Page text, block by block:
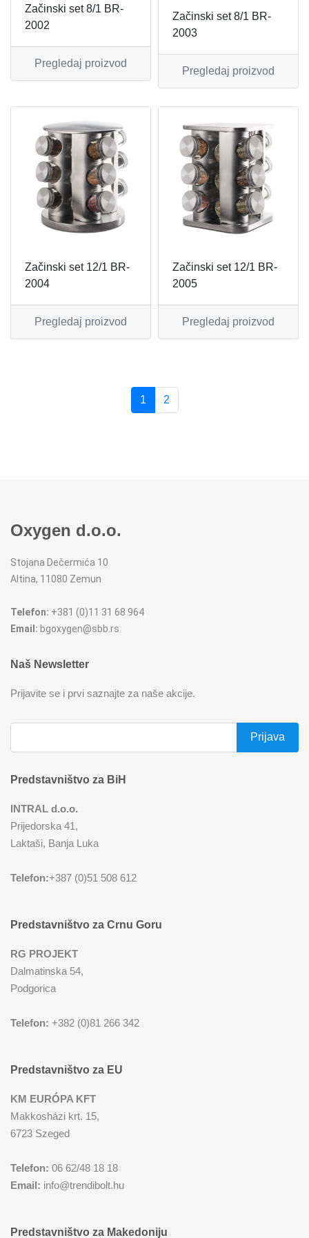
REŠOI
SECKALICE
TOSTERI
USISIVAČI
VENTILATORI
SETOVI ŠERPI
SETOVI ŠOLJA I ŠOLJICA
TANJIRI
TANJIRI ZA POSLUŽIVANJE
TERMOSI
ZAČINSKI SETOVI
Začinski set 8/1 BR-
2002
Pregledaj proizvod
Začinski set 8/1 BR-
2003
Pregledaj proizvod
Začinski set 12/1 BR-
2004
Pregledaj proizvod
Začinski set 12/1 BR-
2005
Pregledaj proizvod
1 2
Oxygen d.o.o.
Stojana Dečermića 10
Altina, 11080 Zemun
Telefon: +381 (0)11 31 68 964
Email: bgoxygen@sbb.rs
Naš Newsletter
Prijavite se i prvi saznajte za naše akcije.
Predstavništvo za BiH
INTRAL d.o.o.
Prijedorska 41,
Laktaši, Banja Luka
Telefon:+387 (0)51 508 612
Predstavništvo za Crnu Goru
RG PROJEKT
Dalmatinska 54,
Podgorica
Telefon: +382 (0)81 266 342
Predstavništvo za EU
KM EURÓPA KFT
Makkosházi krt. 15,
6723 Szeged
Telefon: 06 62/48 18 18
Email: info@trendibolt.hu
Predstavništvo za Makedoniju